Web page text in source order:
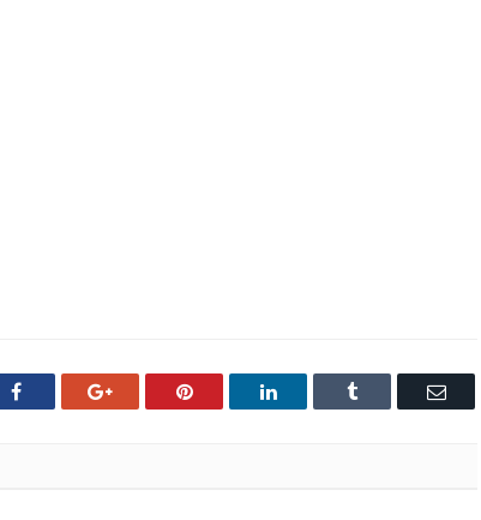
Facebook Google+ Pinterest LinkedIn Tumblr Email